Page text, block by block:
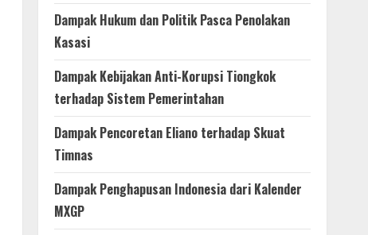
Dampak Hukum dan Politik Pasca Penolakan
Kasasi
Dampak Kebijakan Anti-Korupsi Tiongkok
terhadap Sistem Pemerintahan
Dampak Pencoretan Eliano terhadap Skuat
Timnas
Dampak Penghapusan Indonesia dari Kalender
MXGP